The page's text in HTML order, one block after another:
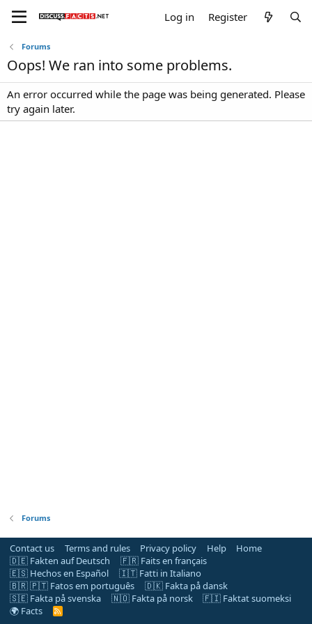
Log in Register
Forums
Oops! We ran into some problems.
An error occurred while the page was being generated. Please
try again later.
Forums
Contact us Terms and rules Privacy policy Help
Home
🇩🇪 Fakten auf Deutsch
🇫🇷 Faits en français
🇪🇸 Hechos en Español
🇮🇹 Fatti in Italiano
🇧🇷 🇵🇹 Fatos em português
🇩🇰 Fakta på dansk
🇸🇪 Fakta på svenska
🇳🇴 Fakta på norsk
🇫🇮 Faktat suomeksi
🌍 Facts
R